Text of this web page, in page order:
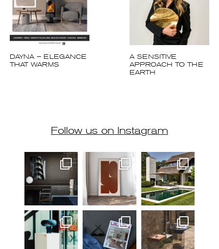
A SENSITIVE
APPROACH TO THE
EARTH
DAYNA – ELEGANCE
THAT WARMS
Follow us on Instagram